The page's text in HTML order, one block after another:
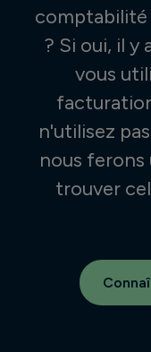
comptabilité
? Si oui, il y
vous
n'utilisez
nous ferons
trouver